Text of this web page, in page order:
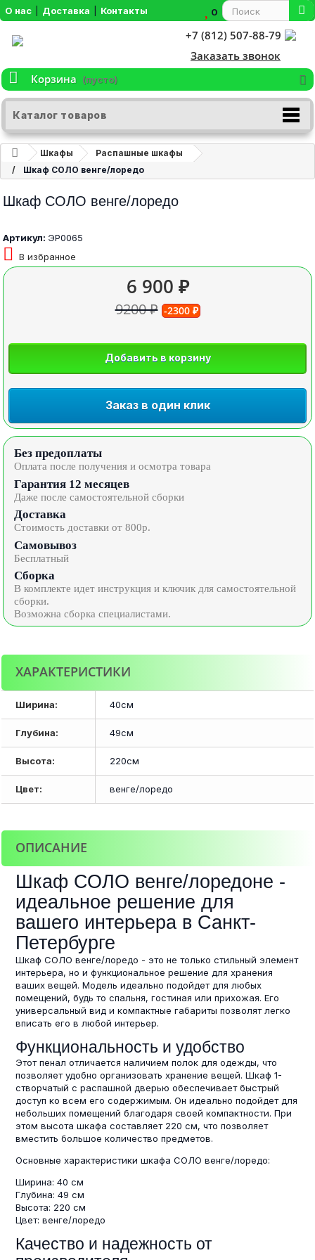
О нас Доставка Контакты 0
+7 (812) 507-88-79
Заказать звонок
Корзина
(пусто)
Каталог товаров
Шкафы
Распашные шкафы
Шкаф СОЛО венге/лоредо
Шкаф СОЛО венге/лоредо
Артикул: ЭР0065
В избранное
6 900 ₽
9200 ₽ -2300 ₽
Добавить в корзину
Заказ в один клик
Без предоплаты
Оплата после получения и осмотра товара
Гарантия 12 месяцев
Даже после самостоятельной сборки
Доставка
Стоимость доставки от 800р.
Самовывоз
Бесплатный
Сборка
В комплекте идет инструкция и ключик для самостоятельной
сборки.
Возможна сборка специалистами.
ХАРАКТЕРИСТИКИ
Ширина: 40см
Глубина: 49см
Высота: 220см
Цвет: венге/лоредо
ОПИСАНИЕ
Шкаф СОЛО венге/лоредоне -
идеальное решение для
вашего интерьера в Санкт-
Петербурге
Шкаф СОЛО венге/лоредо - это не только стильный элемент
интерьера, но и функциональное решение для хранения
ваших вещей. Модель идеально подойдет для любых
помещений, будь то спальня, гостиная или прихожая. Его
универсальный вид и компактные габариты позволят легко
вписать его в любой интерьер.
Функциональность и удобство
Этот пенал отличается наличием полок для одежды, что
позволяет удобно организовать хранение вещей. Шкаф 1-
створчатый с распашной дверью обеспечивает быстрый
доступ ко всем его содержимым. Он идеально подойдет для
небольших помещений благодаря своей компактности. При
этом высота шкафа составляет 220 см, что позволяет
вместить большое количество предметов.
Основные характеристики шкафа СОЛО венге/лоредо:
Ширина: 40 см
Глубина: 49 см
Высота: 220 см
Цвет: венге/лоредо
Качество и надежность от